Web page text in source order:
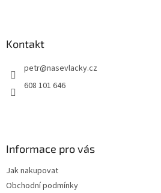
Kontakt
petr@nasevlacky.cz
608 101 646
Informace pro vás
Jak nakupovat
Obchodní podmínky